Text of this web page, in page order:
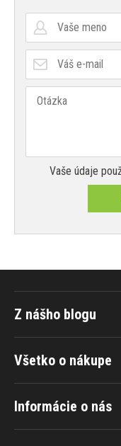
Vaše údaje
Všetko o nákupe
Informácie o nás
Z nášho blogu